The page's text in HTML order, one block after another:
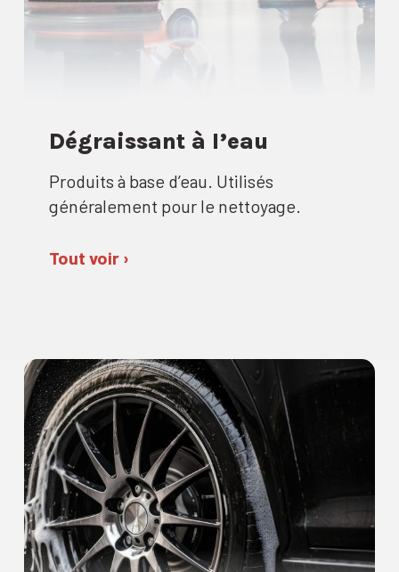
Dégraissant à l’eau
Produits à base d’eau. Utilisés
généralement pour le nettoyage.
Tout voir ›